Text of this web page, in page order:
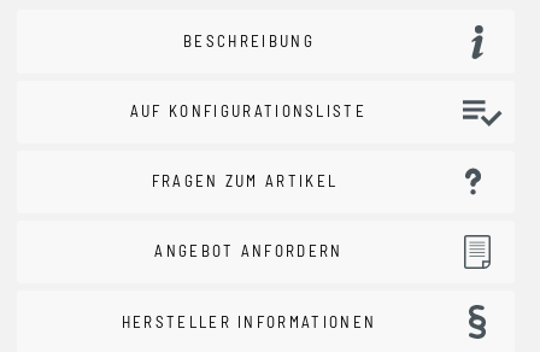
BESCHREIBUNG
AUF KONFIGURATIONSLISTE
FRAGEN ZUM ARTIKEL
ANGEBOT ANFORDERN
HERSTELLER INFORMATIONEN